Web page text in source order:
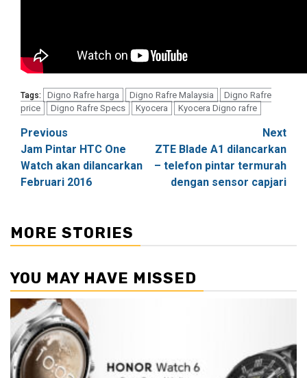
Tags: Digno Rafre harga Digno Rafre Malaysia
Digno Rafre
price
Digno Rafre Specs Kyocera Kyocera Digno rafre
Post
navigation
Previous
Jam Pintar HTC One
Watch akan dilancarkan
Februari 2016
Next
ZTE Blade A1 dilancarkan
– telefon pintar termurah
dengan sensor capjari
MORE STORIES
YOU MAY HAVE MISSED